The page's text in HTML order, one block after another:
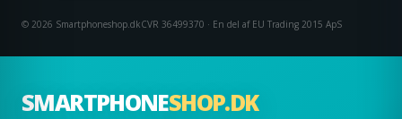
SMARTPHONESHOP.DK
© 2026 Smartphoneshop.dkCVR 36499370 · En del af EU Trading 2015 ApS